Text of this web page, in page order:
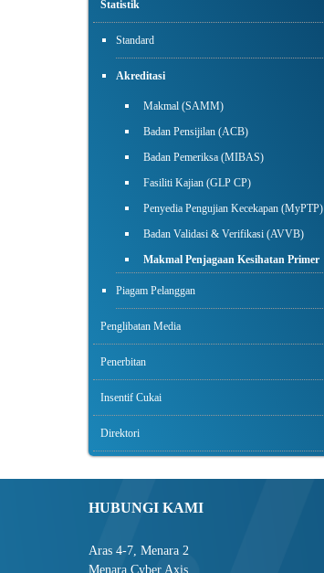
Statistik
Standard
Akreditasi
Makmal (SAMM)
Badan Pensijilan (ACB)
Badan Pemeriksa (MIBAS)
Fasiliti Kajian (GLP CP)
Penyedia Pengujian Kecekapan (MyPTP)
Badan Validasi & Verifikasi (AVVB)
Makmal Penjagaan Kesihatan Primer
Piagam Pelanggan
Penglibatan Media
Penerbitan
Insentif Cukai
Direktori
HUBUNGI KAMI
Aras 4-7, Menara 2
Menara Cyber Axis